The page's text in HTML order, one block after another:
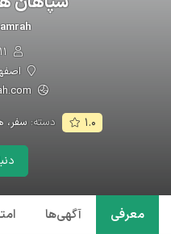
sepahanhamrah.com
۱.۰ دسته: سفر،
معرفی آگهی‌ها